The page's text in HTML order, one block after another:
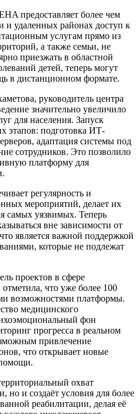
предоставляет более чем
и удаленных районах доступ к
услугам прямо из
а также семьи, не
приезжать в областной
детей, теперь могут
в дистанционном формате.
руководитель центра
значительно увеличило
для населения. Запуск
этапов: подготовка ИТ-
адаптация системы под
сотрудников. Это позволило
платформу для
регулярность и
мероприятий, делает их
самых уязвимых. Теперь
вне зависимости от
является важной поддержкой
которые не подлежат
проектов в сфере
что уже более 100
возможностями платформы.
медицинского
фон
прогресса в реальном
привлечение
что открывает новые
охват
но и создаёт условия для более
реабилитации, делая её